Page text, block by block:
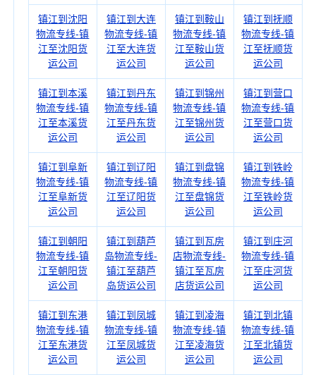
镇江到沈阳
物流专线-镇
江至沈阳货
运公司
镇江到大连
物流专线-镇
江至大连货
运公司
镇江到鞍山
物流专线-镇
江至鞍山货
运公司
镇江到抚顺
物流专线-镇
江至抚顺货
运公司
镇江到本溪
物流专线-镇
江至本溪货
运公司
镇江到丹东
物流专线-镇
江至丹东货
运公司
镇江到锦州
物流专线-镇
江至锦州货
运公司
镇江到营口
物流专线-镇
江至营口货
运公司
镇江到阜新
物流专线-镇
江至阜新货
运公司
镇江到辽阳
物流专线-镇
江至辽阳货
运公司
镇江到盘锦
物流专线-镇
江至盘锦货
运公司
镇江到铁岭
物流专线-镇
江至铁岭货
运公司
镇江到朝阳
物流专线-镇
江至朝阳货
运公司
镇江到葫芦
岛物流专线-
镇江至葫芦
岛货运公司
镇江到瓦房
店物流专线-
镇江至瓦房
店货运公司
镇江到庄河
物流专线-镇
江至庄河货
运公司
镇江到东港
物流专线-镇
江至东港货
运公司
镇江到凤城
物流专线-镇
江至凤城货
运公司
镇江到凌海
物流专线-镇
江至凌海货
运公司
镇江到北镇
物流专线-镇
江至北镇货
运公司